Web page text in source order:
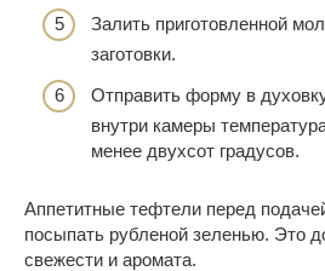
Залить приготовленной
заготовки.
Отправить форму в
внутри камеры
менее двухсот градусов.
Аппетитные тефтели перед
посыпать рубленой зеленью. Это
свежести и аромата.